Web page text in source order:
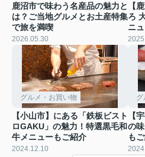
鹿沼市で味わう名産品の魅力と
は？ご当地グルメとお土産特集
で旅を満喫
2026.05.30
【
ろ
ニ
グルメ・お買い物
【小山市】にある「鉄板ビスト
ロGAKU」の魅力！特選黒毛和
牛メニューもご紹介
2024.12.10
グ
【
の
も